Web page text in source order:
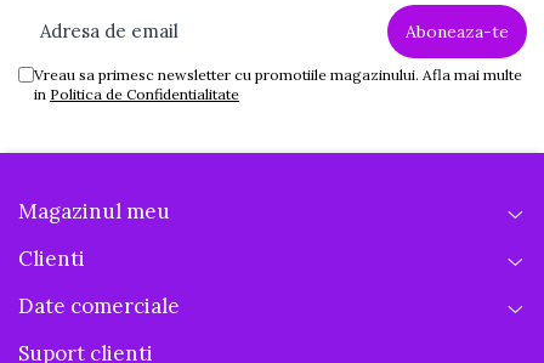
Vreau sa primesc newsletter cu promotiile magazinului. Afla mai multe
in Politica de Confidentialitate
Magazinul meu
Clienti
Date comerciale
Suport clienti